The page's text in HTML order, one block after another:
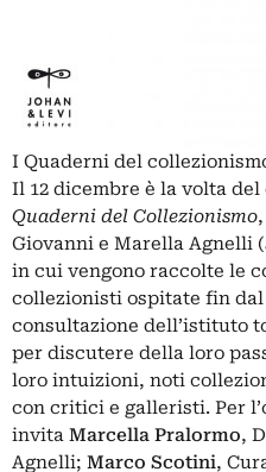
I Quaderni del
Il 12 dicembre è la volta
Quaderni del Collezionismo
Giovanni e Marella Agnelli
in cui vengono raccolte le
collezionisti ospitate fin dal
consultazione dell’istituto
per discutere della loro
loro intuizioni, noti
con critici e galleristi. Per
invita Marcella Pralormo,
Agnelli; Marco Scotini,